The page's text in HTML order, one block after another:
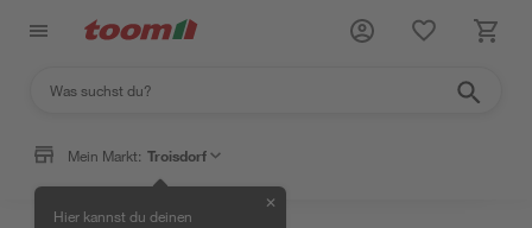
Mein Markt: Troisdorf
Hier kannst du deinen
✕